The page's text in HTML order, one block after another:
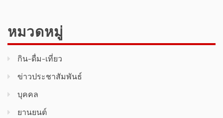
หมวดหมู่
กิน-ดื่ม-เที่ยว
ข่าวประชาสัมพันธ์
บุคคล
ยานยนต์